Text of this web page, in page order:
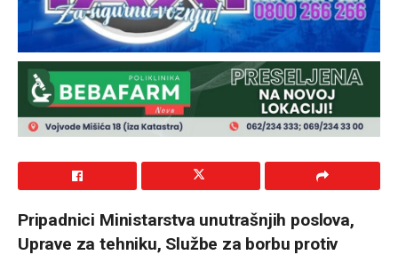
Pripadnici Ministarstva unutrašnjih poslova,
Uprave za tehniku, Službe za borbu protiv